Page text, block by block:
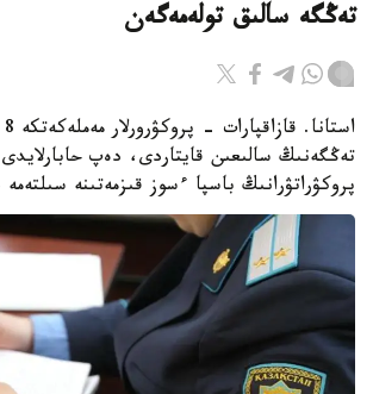
تەڭگە سالىق تولەمەگەن
تەڭگەنىڭ سالىعىن قايتاردى، دەپ
پروكۋراتۋرانىڭ باسپا ءسوز قىزمەتىنە